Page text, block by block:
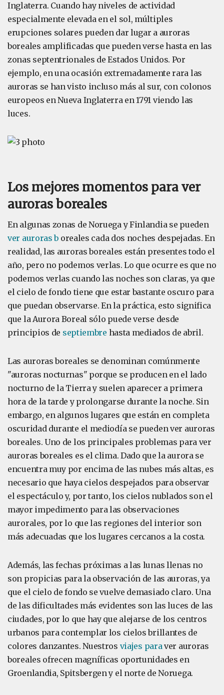
Inglaterra. Cuando hay niveles de actividad
especialmente elevada en el sol, múltiples
erupciones solares pueden dar lugar a auroras
boreales amplificadas que pueden verse hasta en las
zonas septentrionales de Estados Unidos. Por
ejemplo, en una ocasión extremadamente rara las
auroras se han visto incluso más al sur, con colonos
europeos en Nueva Inglaterra en 1791 viendo las
luces.
Los mejores momentos para ver
auroras boreales
En algunas zonas de Noruega y Finlandia se pueden
ver auroras b oreales cada dos noches despejadas. En
realidad, las auroras boreales están presentes todo el
año, pero no podemos verlas. Lo que ocurre es que no
podemos verlas cuando las noches son claras, ya que
el cielo de fondo tiene que estar bastante oscuro para
que puedan observarse. En la práctica, esto significa
que la Aurora Boreal sólo puede verse desde
principios de septiembre hasta mediados de abril.
Las auroras boreales se denominan comúnmente
"auroras nocturnas" porque se producen en el lado
nocturno de la Tierra y suelen aparecer a primera
hora de la tarde y prolongarse durante la noche. Sin
embargo, en algunos lugares que están en completa
oscuridad durante el mediodía se pueden ver auroras
boreales. Uno de los principales problemas para ver
auroras boreales es el clima. Dado que la aurora se
encuentra muy por encima de las nubes más altas, es
necesario que haya cielos despejados para observar
el espectáculo y, por tanto, los cielos nublados son el
mayor impedimento para las observaciones
aurorales, por lo que las regiones del interior son
más adecuadas que los lugares cercanos a la costa.
Además, las fechas próximas a las lunas llenas no
son propicias para la observación de las auroras, ya
que el cielo de fondo se vuelve demasiado claro. Una
de las dificultades más evidentes son las luces de las
ciudades, por lo que hay que alejarse de los centros
urbanos para contemplar los cielos brillantes de
colores danzantes. Nuestros viajes paraver auroras
boreales ofrecen magníficas oportunidades en
Groenlandia, Spitsbergen y el norte de Noruega.